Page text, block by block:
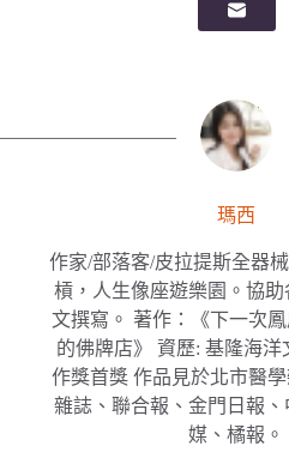
瑪西
作家/部落客/皮拉提斯全器
槓，人生像座遊樂園。協
文撰寫。 著作：《下一次
的佛牌店》 資歷: 基隆海洋
作獎首獎 作品見於北市醫
雜誌、聯合報、金門日報
媒、橘報。